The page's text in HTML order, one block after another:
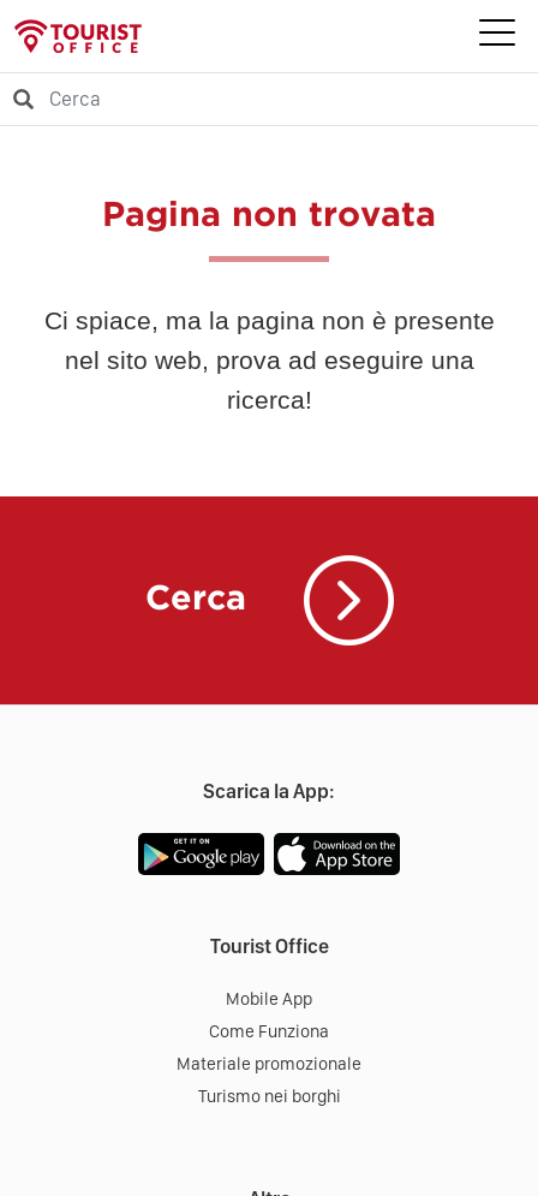
Pagina non trovata
Ci spiace, ma la pagina non è presente
nel sito web, prova ad eseguire una
ricerca!
Cerca
Scarica la App:
Tourist Office
Mobile App
Come Funziona
Materiale promozionale
Turismo nei borghi